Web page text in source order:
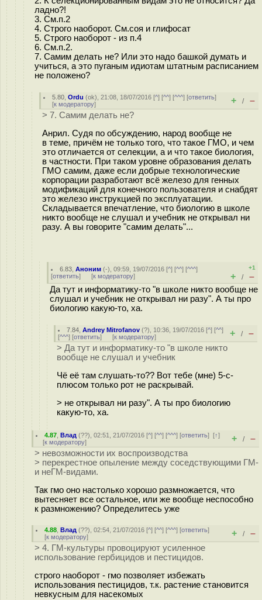
ладно?!
3. См.п.2
4. Строго наоборот. См.соя и глифосат
5. Строго наоборот - из п.4
6. См.п.2.
7. Самим делать не? Или это надо башкой думать и
учиться, а это пуганым идиотам штатным расписанием
не положено?
5.80 ,Ordu (ok), 21:08, 18/07/2016 [^] [^^] [^^^] [ответить]
[к модератору] + / –
> 7. Самим делать не?
Анрил. Судя по обсуждению, народ вообще не
в теме, причём не только того, что такое ГМО, и чем
это отличается от селекции, а и что такое биология,
в частности. При таком уровне образования делать
ГМО самим, даже если добрые технологические
корпорации разработают всё железо для генных
модификаций для конечного пользователя и снабдят
это железо инструкцией по эксплуатации.
Складывается впечатление, что биологию в школе
никто вообще не слушал и учебник не открывал ни
разу. А вы говорите "самим делать"...
6.83 ,Аноним (-), 09:59, 19/07/2016 [^] [^^] [^^^]
[ответить] [к модератору]
+1
+ / –
Да тут и информатику-то "в школе никто вообще не
слушал и учебник не открывал ни разу". А ты про
биологию какую-то, ха.
7.84 ,Andrey Mitrofanov (?), 10:36, 19/07/2016 [^] [^^]
[^^^] [ответить] [к модератору] + / –
> Да тут и информатику-то "в школе никто
вообще не слушал и учебник
Чё её там слушать-то?? Вот тебе (мне) 5-с-
плюсом только рот не раскрывай.
> не открывал ни разу". А ты про биологию
какую-то, ха.
4.87 ,Влад (??), 02:51, 21/07/2016 [^] [^^] [^^^] [ответить][↑]
[к модератору] + / –
> невозможности их воспроизводства
> перекрестное опыление между соседствующими ГМ-
и неГМ-видами.
Так гмо оно настолько хорошо размножается, что
вытесняет все остальное, или же вообще неспособно
к размножению? Определитесь уже
4.88 ,Влад (??), 02:54, 21/07/2016 [^] [^^] [^^^] [ответить]
[к модератору] + / –
> 4. ГМ-культуры провоцируют усиленное
использование гербицидов и пестицидов.
строго наоборот - гмо позволяет избежать
использования пестицидов, т.к. растение становится
невкусным для насекомых